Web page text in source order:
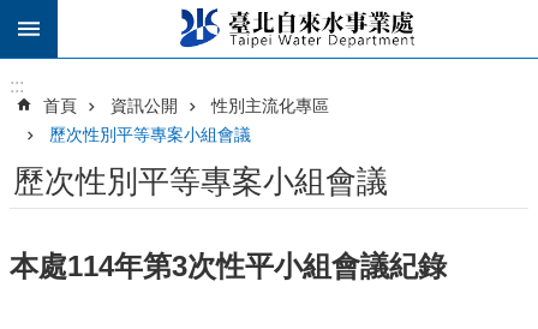
跳到主要內容區塊
:::
首頁 資訊公開
性別主流化專區
歷次性別平等專案小組會議
歷次性別平等專案小組會議
本處114年第3次性平小組會議紀錄